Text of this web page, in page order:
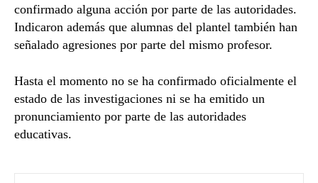
confirmado alguna acción por parte de las autoridades.
Indicaron además que alumnas del plantel también han
señalado agresiones por parte del mismo profesor.
Hasta el momento no se ha confirmado oficialmente el
estado de las investigaciones ni se ha emitido un
pronunciamiento por parte de las autoridades
educativas.